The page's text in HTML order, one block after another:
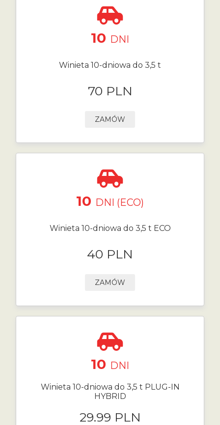
10 DNI
Winieta 10-dniowa do 3,5 t
70 PLN
ZAMÓW
10 DNI (ECO)
Winieta 10-dniowa do 3,5 t ECO
40 PLN
ZAMÓW
10 DNI
Winieta 10-dniowa do 3,5 t PLUG-IN
HYBRID
29.99 PLN